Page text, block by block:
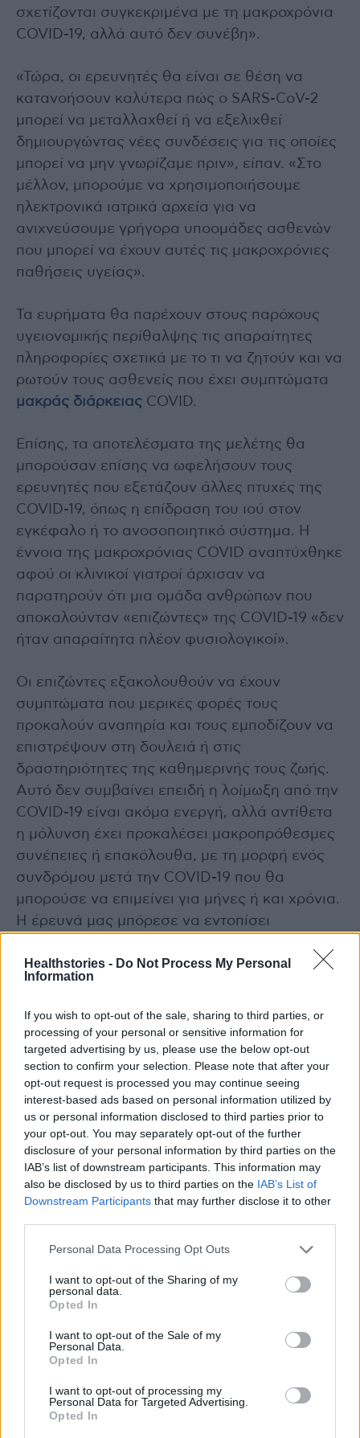
Healthstories - Do Not Process My Personal
Information
If you wish to opt-out of the sale, sharing to third parties, or
processing of your personal or sensitive information for
targeted advertising by us, please use the below opt-out
section to confirm your selection. Please note that after your
opt-out request is processed you may continue seeing
interest-based ads based on personal information utilized by
us or personal information disclosed to third parties prior to
your opt-out. You may separately opt-out of the further
disclosure of your personal information by third parties on the
IAB’s list of downstream participants. This information may
also be disclosed by us to third parties on the IAB’s List of
Downstream Participants that may further disclose it to other
Personal Data Processing Opt Outs
I want to opt-out of the Sharing of my
personal data.
Opted In
I want to opt-out of the Sale of my
Personal Data.
Opted In
I want to opt-out of processing my
Personal Data for Targeted Advertising.
Opted In
σχετίζονται συγκεκριμένα με τη μακροχρόνια
COVID-19, αλλά αυτό δεν συνέβη».
«Τώρα, οι ερευνητές θα είναι σε θέση να
κατανοήσουν καλύτερα πώς ο SARS-CoV-2
μπορεί να μεταλλαχθεί ή να εξελιχθεί
δημιουργώντας νέες συνδέσεις για τις οποίες
μπορεί να μην γνωρίζαμε πριν», είπαν. «Στο
μέλλον, μπορούμε να χρησιμοποιήσουμε
ηλεκτρονικά ιατρικά αρχεία για να
ανιχνεύσουμε γρήγορα υποομάδες ασθενών
που μπορεί να έχουν αυτές τις μακροχρόνιες
παθήσεις υγείας».
Τα ευρήματα θα παρέχουν στους παρόχους
υγειονομικής περίθαλψης τις απαραίτητες
πληροφορίες σχετικά με το τι να ζητούν και να
ρωτούν τους ασθενείς που έχει συμπτώματα
μακράς διάρκειας COVID.
Επίσης, τα αποτελέσματα της μελέτης θα
μπορούσαν επίσης να ωφελήσουν τους
ερευνητές που εξετάζουν άλλες πτυχές της
COVID-19, όπως η επίδραση του ιού στον
εγκέφαλο ή το ανοσοποιητικό σύστημα. Η
έννοια της μακροχρόνιας COVID αναπτύχθηκε
αφού οι κλινικοί γιατροί άρχισαν να
παρατηρούν ότι μια ομάδα ανθρώπων που
αποκαλούνταν «επιζώντες» της COVID-19 «δεν
ήταν απαραίτητα πλέον φυσιολογικοί».
Οι επιζώντες εξακολουθούν να έχουν
συμπτώματα που μερικές φορές τους
προκαλούν αναπηρία και τους εμποδίζουν να
επιστρέψουν στη δουλειά ή στις
δραστηριότητες της καθημερινής τους ζωής.
Αυτό δεν συμβαίνει επειδή η λοίμωξη από την
COVID-19 είναι ακόμα ενεργή, αλλά αντίθετα
η μόλυνση έχει προκαλέσει μακροπρόθεσμες
συνέπειες ή επακόλουθα, με τη μορφή ενός
συνδρόμου μετά την COVID-19 που θα
μπορούσε να επιμείνει για μήνες ή και χρόνια.
Η έρευνά μας μπόρεσε να εντοπίσει
διακριτικά του COVID-19 και να διαχωρίσει το
σύνδρομα.
Η έρευνα δημοσιεύθηκε στο περιοδικόOpen
Forum Infectious Diseases και υποστηρίχθηκε
από επιχορήγηση από τα Εθνικά Ινστιτούτα
Υγείας των ΗΠΑ.
Διαβάστε επίσης
Ξύπνησες με πρησμένο πρόσωπο; Τι φταίει και
πρόληψη 3 μορφών καρκίνου
long covid
συμπτώματα μακροχρόνιας COVID